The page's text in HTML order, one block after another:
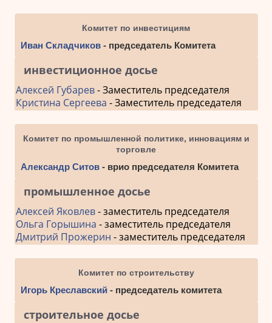
Комитет по инвестициям
Иван Складчиков- председатель Комитета
инвестиционное досье
Алексей Губарев- Заместитель председателя
Кристина Сергеева - Заместитель председателя
Комитет по промышленной политике, инновациям и
торговле
Александр Ситов- врио председателя Комитета
промышленное досье
Алексей Яковлев- заместитель председателя
Ольга Горышина - заместитель председателя
Дмитрий Прожерин - заместитель председателя
Комитет по строительству
Игорь Креславский - председатель комитета
строительное досье